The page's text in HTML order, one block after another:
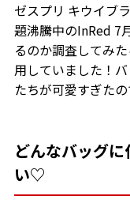
ゼスプリ キウイブ
題沸騰中のInRed 7
るのか調査してみ
用していました！
たちが可愛すぎた
どんなバッグ
い♡